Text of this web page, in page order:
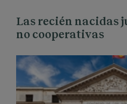
Las recién nacidas
no cooperativas